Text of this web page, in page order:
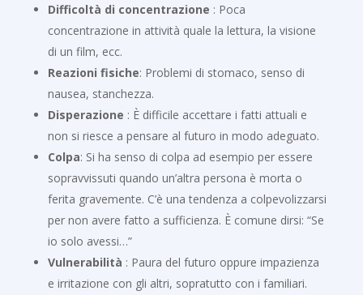
Difficoltà di concentrazione : Poca
concentrazione in attività quale la lettura, la visione
di un film, ecc.
Reazioni fisiche: Problemi di stomaco, senso di
nausea, stanchezza.
Disperazione : È difficile accettare i fatti attuali e
non si riesce a pensare al futuro in modo adeguato.
Colpa: Si ha senso di colpa ad esempio per essere
sopravvissuti quando un’altra persona è morta o
ferita gravemente. C’è una tendenza a colpevolizzarsi
per non avere fatto a sufficienza. È comune dirsi: “Se
io solo avessi…”
Vulnerabilità : Paura del futuro oppure impazienza
e irritazione con gli altri, sopratutto con i familiari.